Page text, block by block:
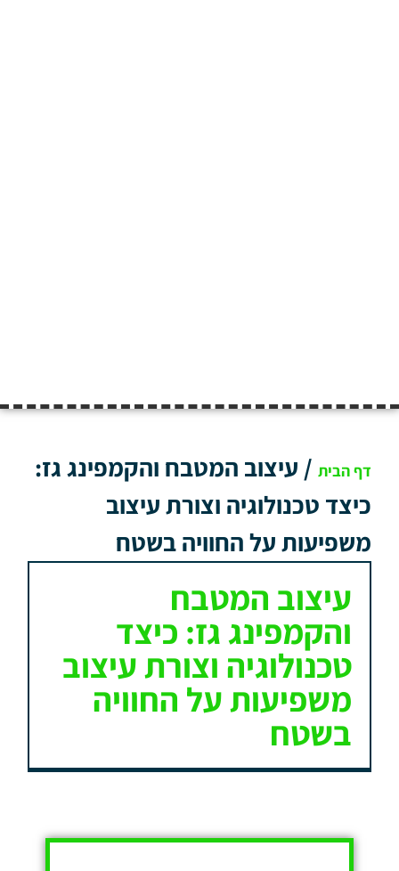
דף הבית / עיצוב המטבח והקמפינג גז:
כיצד טכנולוגיה וצורת עיצוב
משפיעות על החוויה בשטח
עיצוב המטבח
והקמפינג גז: כיצד
טכנולוגיה וצורת עיצוב
משפיעות על החוויה
בשטח